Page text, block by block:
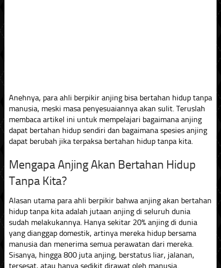
Anehnya, para ahli berpikir anjing bisa bertahan hidup tanpa
manusia, meski masa penyesuaiannya akan sulit. Teruslah
membaca artikel ini untuk mempelajari bagaimana anjing
dapat bertahan hidup sendiri dan bagaimana spesies anjing
dapat berubah jika terpaksa bertahan hidup tanpa kita.
Mengapa Anjing Akan Bertahan Hidup
Tanpa Kita?
Alasan utama para ahli berpikir bahwa anjing akan bertahan
hidup tanpa kita adalah jutaan anjing di seluruh dunia
sudah melakukannya. Hanya sekitar 20% anjing di dunia
yang dianggap domestik, artinya mereka hidup bersama
manusia dan menerima semua perawatan dari mereka.
Sisanya, hingga 800 juta anjing, berstatus liar, jalanan,
tersesat, atau hanya sedikit dirawat oleh manusia.